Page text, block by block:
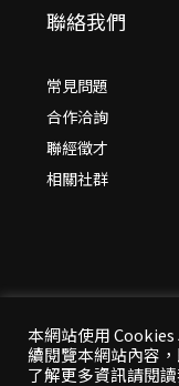
聯絡我們
常見問題
合作洽詢
聯經徵才
相關社群
© 2026 年
本網站使用
續閱覽本網站內容
了解更多資訊請閱